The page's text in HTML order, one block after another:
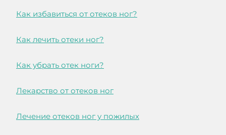
Как избавиться от отеков ног?
Как лечить отеки ног?
Как убрать отек ноги?
Лекарство от отеков ног
Лечение отеков ног у пожилых